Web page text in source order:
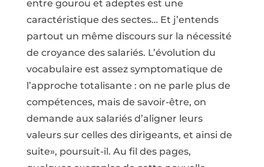
entre gourou et adeptes est une
caractéristique des sectes… Et j’entends
partout un même discours sur la nécessité
de croyance des salariés. L’évolution du
vocabulaire est assez symptomatique de
l’approche totalisante : on ne parle plus de
compétences, mais de savoir-être, on
demande aux salariés d’aligner leurs
valeurs sur celles des dirigeants, et ainsi de
suite», poursuit-il. Au fil des pages,